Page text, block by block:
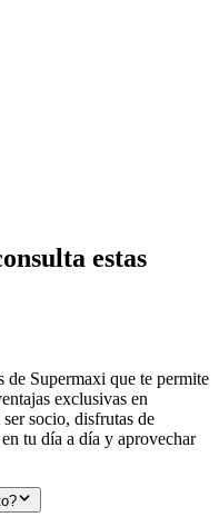
estas
Supermaxi que te permite
exclusivas en
socio, disfrutas de
tu día a día y aprovechar